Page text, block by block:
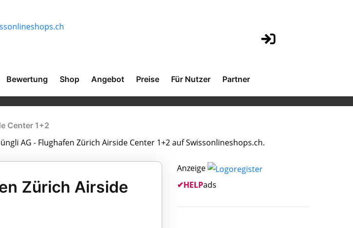
Bewertung Shop Angebot Preise Für Nutzer Partner
Center 1+2
AG - Flughafen Zürich Airside Center 1+2 auf Swissonlineshops.ch.
Zürich Airside
Anzeige
✔HELPads